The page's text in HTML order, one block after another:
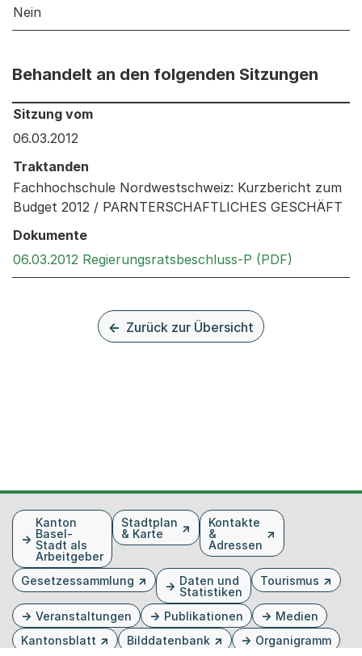
Nein
Behandelt an den folgenden Sitzungen
Behandelt an den folgenden Sitzungen: Informationen
Sitzung vom
06.03.2012
Traktanden
Fachhochschule Nordwestschweiz: Kurzbericht zum
Budget 2012 / PARNTERSCHAFTLICHES GESCHÄFT
Dokumente
06.03.2012 Regierungsratsbeschluss-P (PDF)
Zurück zur Übersicht
FusszeileKanton
Basel-
Stadt als
Arbeitgeber
Stadtplan
& Karte
Kontakte
&
Adressen
Gesetzessammlung
Daten und
Statistiken
Tourismus
Veranstaltungen Publikationen
Medien
Kantonsblatt
Bilddatenbank Organigramm